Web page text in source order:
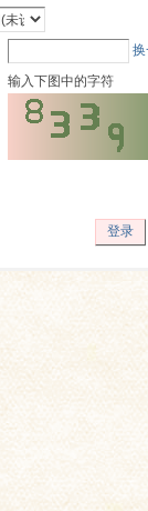
输入下图中的字符
登录